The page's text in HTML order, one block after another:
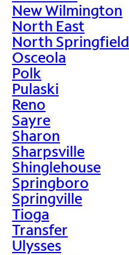
New Wilmington
North East
North Springfield
Osceola
Polk
Pulaski
Reno
Sayre
Sharon
Sharpsville
Shinglehouse
Springboro
Springville
Tioga
Transfer
Ulysses